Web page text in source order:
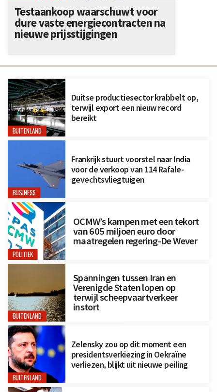
BUITENLAND
Duitse productiesector krabbelt op,
terwijl export een nieuw record
bereikt
BUSINESS
Frankrijk stuurt voorstel naar India
voor de verkoop van 114 Rafale-
gevechtsvliegtuigen
POLITIEK
OCMW’s kampen met een tekort
van 605 miljoen euro door
maatregelen regering-De Wever
BUITENLAND
Spanningen tussen Iran en
Verenigde Staten lopen op
terwijl scheepvaartverkeer
instort
BUITENLAND
Zelensky zou op dit moment een
presidentsverkiezing in Oekraïne
verliezen, blijkt uit nieuwe peiling
Testaankoop waarschuwt voor
dure vaste energiecontracten na
nieuwe prijsstijgingen